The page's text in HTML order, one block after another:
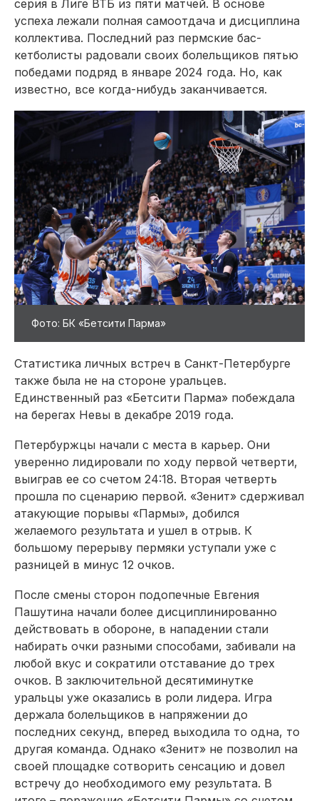
серия в Лиге ВТБ из пяти матчей. В основе
успеха лежали полная самоотдача и дисциплина
коллектива. Последний раз пермские бас­
кетболисты радовали своих болельщиков пятью
победами подряд в январе 2024 года. Но, как
известно, все когда-нибудь заканчивается.
Фото: БК «Бетсити Парма»
Статистика личных встреч в Санкт-Петербурге
также была не на стороне уральцев.
Единственный раз «Бетсити Парма» побеждала
на берегах Невы в декабре 2019 года.
Петербуржцы начали с места в карьер. Они
уверенно лидировали по ходу первой четверти,
выиграв ее со счетом 24:18. Вторая четверть
прошла по сценарию первой. «Зенит» сдерживал
атакующие порывы «Пармы», добился
желаемого результата и ушел в отрыв. К
большому перерыву пермяки уступали уже с
разницей в минус 12 очков.
После смены сторон подопечные Евгения
Пашутина начали более дисциплинированно
действовать в обороне, в нападении стали
набирать очки разными способами, забивали на
любой вкус и сократили отставание до трех
очков. В заключительной десятиминутке
уральцы уже оказались в роли лидера. Игра
держала болельщиков в напряжении до
последних секунд, вперед выходила то одна, то
другая команда. Однако «Зенит» не позволил на
своей площадке сотворить сенсацию и довел
встречу до необходимого ему результата. В